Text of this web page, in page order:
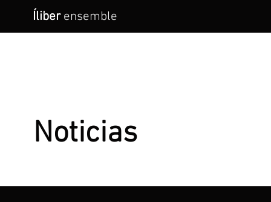
Íliber ensemble
Noticias